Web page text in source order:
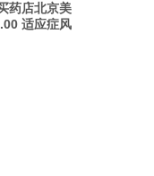
药店北京美
适应症风